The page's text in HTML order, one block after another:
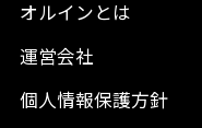
オルインとは
運営会社
個人情報保護方針